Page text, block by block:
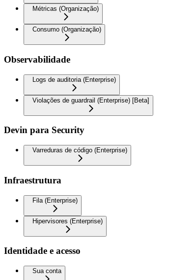
Métricas (Organização)
Consumo (Organização)
Observabilidade
Logs de auditoria (Enterprise)
Violações de guardrail (Enterprise) [Beta]
Devin para Security
Varreduras de código (Enterprise)
Infraestrutura
Fila (Enterprise)
Hipervisores (Enterprise)
Identidade e acesso
Sua conta